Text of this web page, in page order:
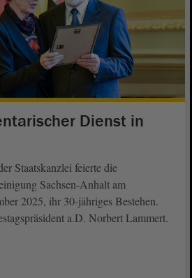
Dienst in
Staatskanzlei feierte die
Sachsen-Anhalt am
2025, ihr 30-jähriges Bestehen.
a.D. Norbert Lammert.